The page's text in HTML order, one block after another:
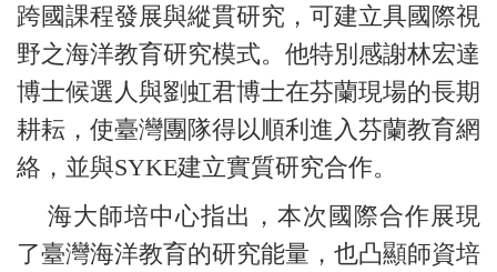
跨國課程發展與縱貫研究，可建立具國際視
野之海洋教育研究模式。他特別感謝林宏達
博士候選人與劉虹君博士在芬蘭現場的長期
耕耘，使臺灣團隊得以順利進入芬蘭教育網
絡，並與SYKE建立實質研究合作。
海大師培中心指出，本次國際合作展現
了臺灣海洋教育的研究能量，也凸顯師資培